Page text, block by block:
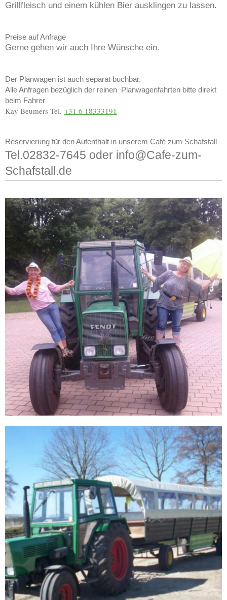
Grillfleisch und einem kühlen Bier ausklingen zu lassen.
Preise auf Anfrage
Gerne gehen wir auch Ihre Wünsche ein.
Der Planwagen ist auch separat buchbar.
Alle Anfragen bezüglich der reinen Planwagenfahrten bitte direkt
beim Fahrer
Kay Beumers Tel. +31 6 18333191
Reservierung für den Aufenthalt in unserem Café zum Schafstall
Tel.02832-7645 oder info@Cafe-zum-
Schafstall.de